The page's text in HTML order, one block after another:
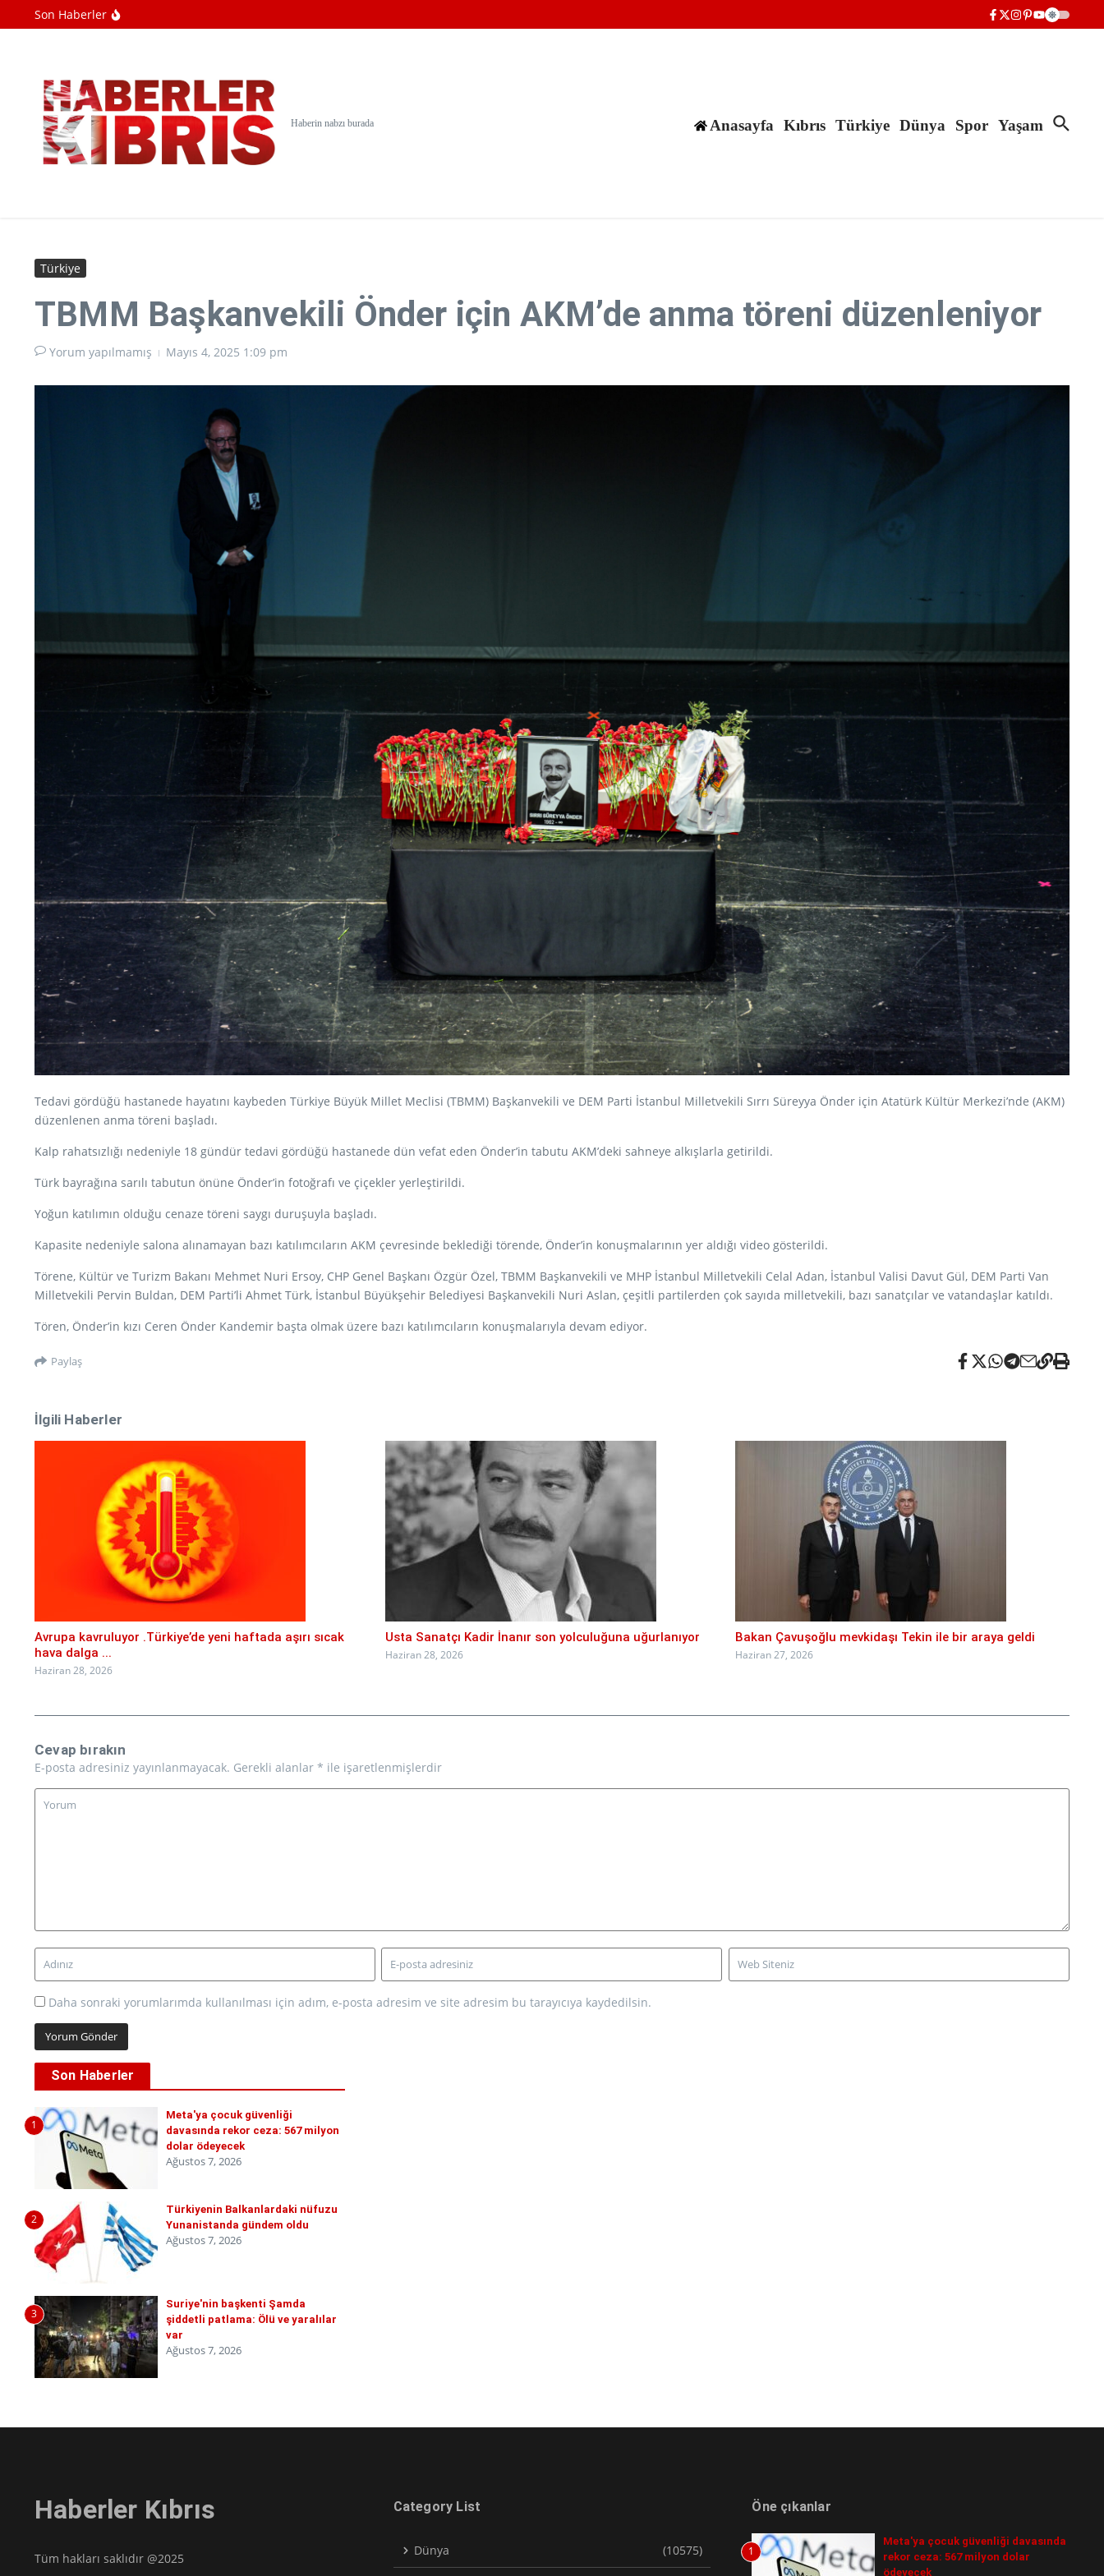
İçeriğe atlaSon Haberler
Haberin nabzı burada Anasayfa Kıbrıs Türkiye Dünya Spor Yaşam
Türkiye
TBMM Başkanvekili Önder için AKM’de anma töreni düzenleniyor
Yorum yapılmamış Mayıs 4, 2025 1:09 pm
Tedavi gördüğü hastanede hayatını kaybeden Türkiye Büyük Millet Meclisi (TBMM) Başkanvekili ve DEM Parti İstanbul Milletvekili Sırrı Süreyya Önder için Atatürk Kültür Merkezi’nde (AKM)
düzenlenen anma töreni başladı.
Kalp rahatsızlığı nedeniyle 18 gündür tedavi gördüğü hastanede dün vefat eden Önder’in tabutu AKM’deki sahneye alkışlarla getirildi.
Türk bayrağına sarılı tabutun önüne Önder’in fotoğrafı ve çiçekler yerleştirildi.
Yoğun katılımın olduğu cenaze töreni saygı duruşuyla başladı.
Kapasite nedeniyle salona alınamayan bazı katılımcıların AKM çevresinde beklediği törende, Önder’in konuşmalarının yer aldığı video gösterildi.
Törene, Kültür ve Turizm Bakanı Mehmet Nuri Ersoy, CHP Genel Başkanı Özgür Özel, TBMM Başkanvekili ve MHP İstanbul Milletvekili Celal Adan, İstanbul Valisi Davut Gül, DEM Parti Van
Milletvekili Pervin Buldan, DEM Parti’li Ahmet Türk, İstanbul Büyükşehir Belediyesi Başkanvekili Nuri Aslan, çeşitli partilerden çok sayıda milletvekili, bazı sanatçılar ve vatandaşlar katıldı.
Tören, Önder’in kızı Ceren Önder Kandemir başta olmak üzere bazı katılımcıların konuşmalarıyla devam ediyor.
Paylaş
İlgili Haberler
Avrupa kavruluyor .Türkiye’de yeni haftada aşırı sıcak
hava dalga ...
Haziran 28, 2026
Usta Sanatçı Kadir İnanır son yolculuğuna uğurlanıyor
Haziran 28, 2026
Bakan Çavuşoğlu mevkidaşı Tekin ile bir araya geldi
Haziran 27, 2026
Cevap bırakın
E-posta adresiniz yayınlanmayacak. Gerekli alanlar * ile işaretlenmişlerdir
Daha sonraki yorumlarımda kullanılması için adım, e-posta adresim ve site adresim bu tarayıcıya kaydedilsin.
Son Haberler
1
Meta'ya çocuk güvenliği
davasında rekor ceza: 567 milyon
dolar ödeyecek
Ağustos 7, 2026
2
Türkiyenin Balkanlardaki nüfuzu
Yunanistanda gündem oldu
Ağustos 7, 2026
3
Suriye'nin başkenti Şamda
şiddetli patlama: Ölü ve yaralılar
var
Ağustos 7, 2026
Haberler Kıbrıs
Tüm hakları saklıdır @2025
Category List
Dünya (10575)
Öne çıkanlar
1
Meta'ya çocuk güvenliği davasında
rekor ceza: 567 milyon dolar
ödeyecek